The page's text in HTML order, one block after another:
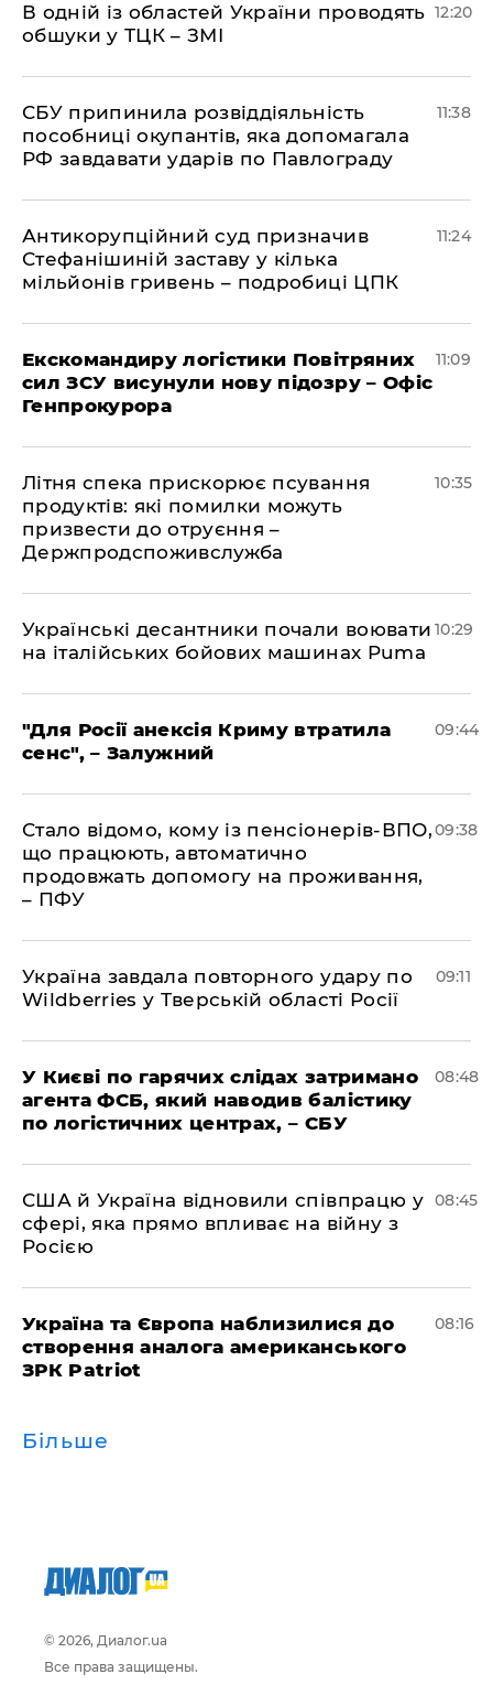
В одній із областей України проводять
обшуки у ТЦК – ЗМІ
12:20
СБУ припинила розвіддіяльність
пособниці окупантів, яка допомагала
РФ завдавати ударів по Павлограду
11:38
Антикорупційний суд призначив
Стефанішиній заставу у кілька
мільйонів гривень – подробиці ЦПК
11:24
Екскомандиру логістики Повітряних
сил ЗСУ висунули нову підозру – Офіс
Генпрокурора
11:09
Літня спека прискорює псування
продуктів: які помилки можуть
призвести до отруєння –
Держпродспоживслужба
10:35
Українські десантники почали воювати
на італійських бойових машинах Puma
10:29
"Для Росії анексія Криму втратила
сенс", – Залужний
09:44
Стало відомо, кому із пенсіонерів-ВПО,
що працюють, автоматично
продовжать допомогу на проживання,
– ПФУ
09:38
Україна завдала повторного удару по
Wildberries у Тверській області Росії
09:11
У Києві по гарячих слідах затримано
агента ФСБ, який наводив балістику
по логістичних центрах, – СБУ
08:48
США й Україна відновили співпрацю у
сфері, яка прямо впливає на війну з
Росією
08:45
Україна та Європа наблизилися до
створення аналога американського
ЗРК Patriot
08:16
Більше
© 2026, Диалог.ua
Все права защищены.